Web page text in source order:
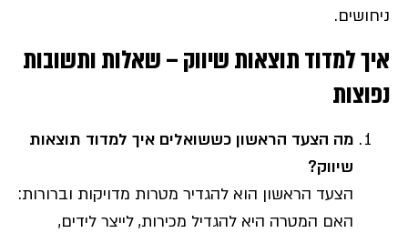
ניחושים.
איך למדוד תוצאות שיווק – שאלות ותשובות
נפוצות
מה הצעד הראשון כששואלים איך למדוד תוצאות
שיווק?
הצעד הראשון הוא להגדיר מטרות מדויקות וברורות:
האם המטרה היא להגדיל מכירות, לייצר לידים,